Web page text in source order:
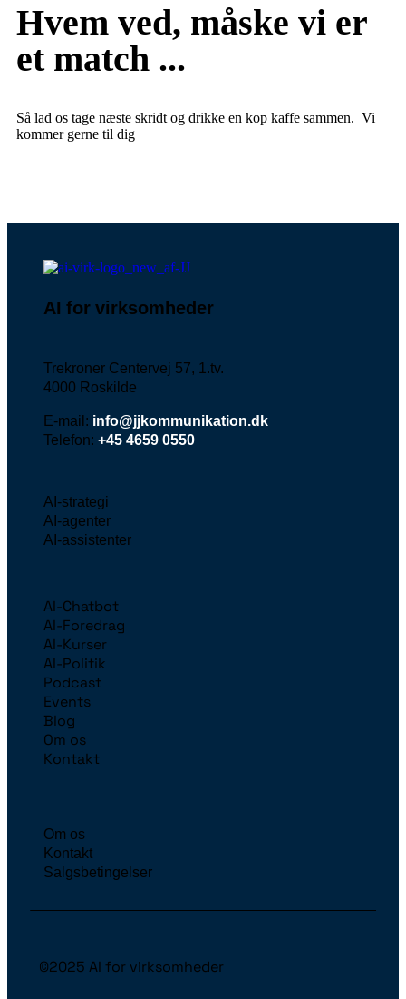
Hvem ved, måske vi er
et match ...
Så lad os tage næste skridt og drikke en kop kaffe sammen. Vi
kommer gerne til dig
AI for virksomheder
Trekroner Centervej 57, 1.tv.
4000 Roskilde
E-mail: info@jjkommunikation.dk
Telefon: +45 4659 0550
AI-strategi
AI-agenter
AI-assistenter
AI-Chatbot
AI-Foredrag
AI-Kurser
AI-Politik
Podcast
Events
Blog
Om os
Kontakt
Om os
Kontakt
Salgsbetingelser
©2025 AI for virksomheder